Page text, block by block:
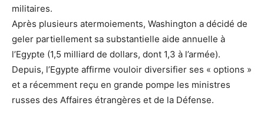
militaires.
Après plusieurs atermoiements, Washington a décidé de
geler partiellement sa substantielle aide annuelle à
l’Egypte (1,5 milliard de dollars, dont 1,3 à l’armée).
Depuis, l’Egypte affirme vouloir diversifier ses « options »
et a récemment reçu en grande pompe les ministres
russes des Affaires étrangères et de la Défense.